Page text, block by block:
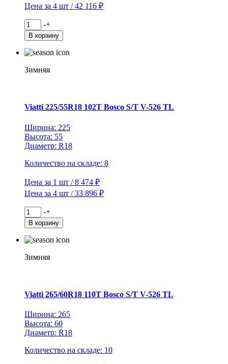
Цена за 4 шт / 42 116 ₽
Количество
товара
Viatti
215/65R15C
Vettore
TL
-+
В корзину
Зимняя
Viatti 225/55R18 102T Bosco S/T V-526 TL
Ширина: 225
Высота: 55
Диаметр: R18
Количество на складе: 8
Цена за 1 шт / 8 474 ₽
Цена за 4 шт / 33 896 ₽
Количество
товара
Viatti
225/55R18
Bosco
TL
-+
В корзину
Зимняя
Viatti 265/60R18 110T Bosco S/T V-526 TL
Ширина: 265
Высота: 60
Диаметр: R18
Количество на складе: 10